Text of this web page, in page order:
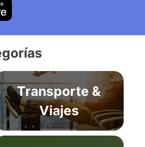
Transporte &
Viajes